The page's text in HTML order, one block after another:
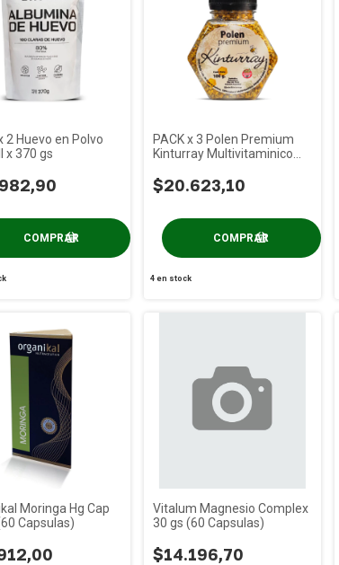
2 Huevo en Polvo
x 370 gs
PACK x 3 Polen Premium
Kinturray Multivitaminico
$20.623,10
4en stock
Moringa Hg Cap
Capsulas)
Vitalum Magnesio Complex
30 gs (60 Capsulas)
$14.196,70